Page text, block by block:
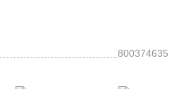
800374635